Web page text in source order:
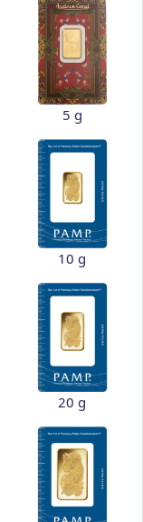
5 g
10 g
20 g